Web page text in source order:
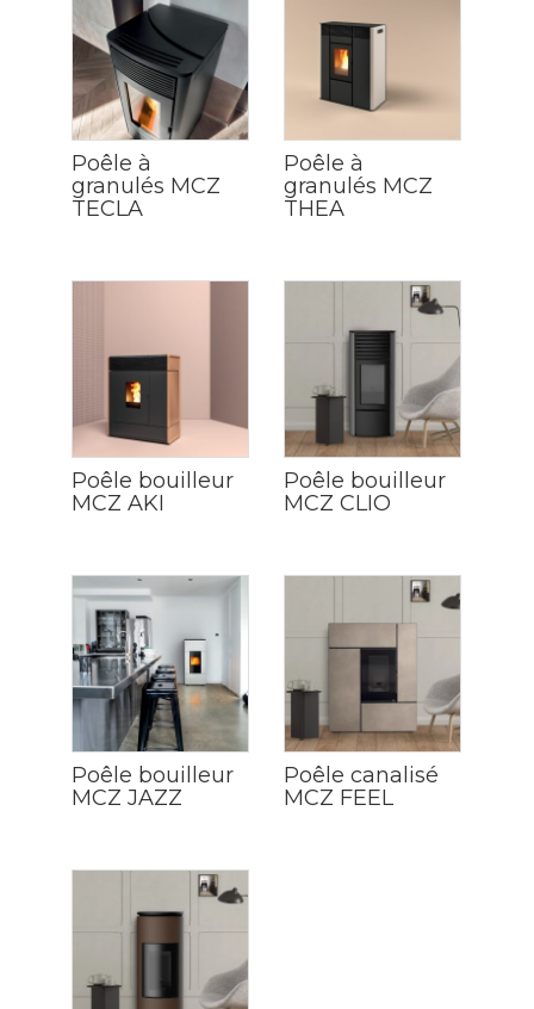
Poêle à
granulés MCZ
TECLA
Poêle à
granulés MCZ
THEA
Poêle bouilleur
MCZ AKI
Poêle bouilleur
MCZ CLIO
Poêle bouilleur
MCZ JAZZ
Poêle canalisé
MCZ FEEL